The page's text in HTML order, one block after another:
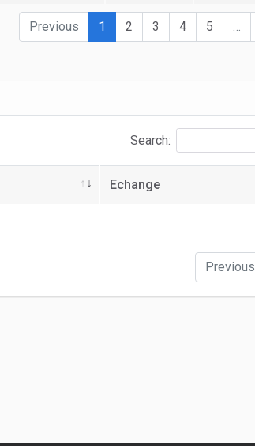
Previous 1 2 3 4 5 …
Search:
Echange
Previous